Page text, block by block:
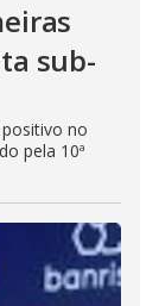
sub-
no
pela 10ª